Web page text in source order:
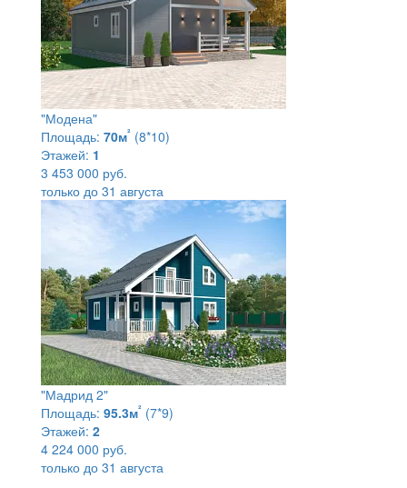
"Модена"
Площадь: 70м² (8*10)
Этажей: 1
3 453 000 руб.
только до 31 августа
"Мадрид 2"
Площадь: 95.3м² (7*9)
Этажей: 2
4 224 000 руб.
только до 31 августа